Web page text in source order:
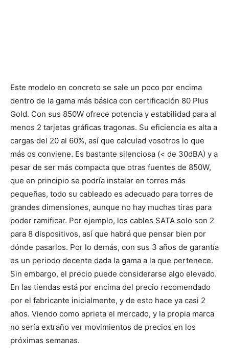
Este modelo en concreto se sale un poco por encima
dentro de la gama más básica con certificación 80 Plus
Gold. Con sus 850W ofrece potencia y estabilidad para al
menos 2 tarjetas gráficas tragonas. Su eficiencia es alta a
cargas del 20 al 60%, así que calculad vosotros lo que
más os conviene. Es bastante silenciosa (< de 30dBA) y a
pesar de ser más compacta que otras fuentes de 850W,
que en principio se podría instalar en torres más
pequeñas, todo su cableado es adecuado para torres de
grandes dimensiones, aunque no hay muchas tiras para
poder ramificar. Por ejemplo, los cables SATA solo son 2
para 8 dispositivos, así que habrá que pensar bien por
dónde pasarlos. Por lo demás, con sus 3 años de garantía
es un periodo decente dada la gama a la que pertenece.
Sin embargo, el precio puede considerarse algo elevado.
En las tiendas está por encima del precio recomendado
por el fabricante inicialmente, y de esto hace ya casi 2
años. Viendo como aprieta el mercado, y la propia marca
no sería extraño ver movimientos de precios en los
próximas semanas.